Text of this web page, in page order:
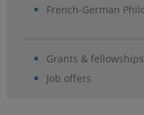
French-German
Grants & fellowships
Job offers